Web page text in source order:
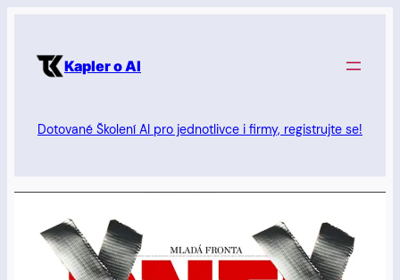
obsah Kapler o AI
Dotované Školení AI pro jednotlivce i firmy, registrujte se!